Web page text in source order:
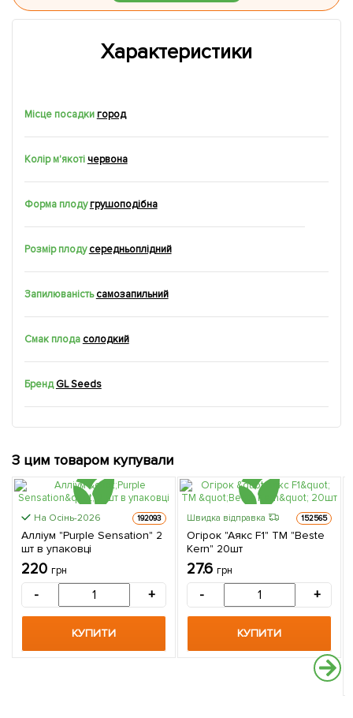
Характеристики
Місце посадки город
Колір м'якоті червона
Форма плодугрушоподібна
Розмір плоду середньоплідний
Запилюваність самозапильний
Смак плода солодкий
Бренд GL Seeds
З цим товаром купували
На Осінь-2026 192093
Алліум "Purple Sensation" 2
шт в упаковці
220 грн
- +
КУПИТИ
Швидка відправка 152565
Огірок "Аякс F1" ТМ "Beste
Kern" 20шт
27.6 грн
- +
КУПИТИ